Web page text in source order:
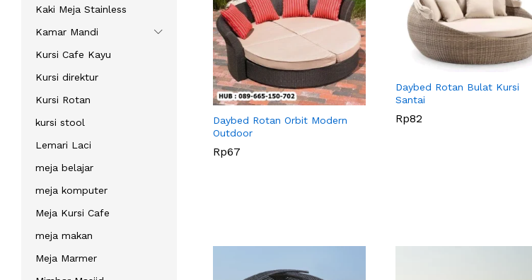
Daybed Rotan Orbit Modern
Outdoor
Rp67
Rp67
Daybed Rotan Bulat Kursi
Santai
Rp82
Rp82
Kaki Meja Stainless
Kamar Mandi
Kursi Cafe Kayu
Kursi direktur
Kursi Rotan
kursi stool
Lemari Laci
meja belajar
meja komputer
Meja Kursi Cafe
meja makan
Meja Marmer